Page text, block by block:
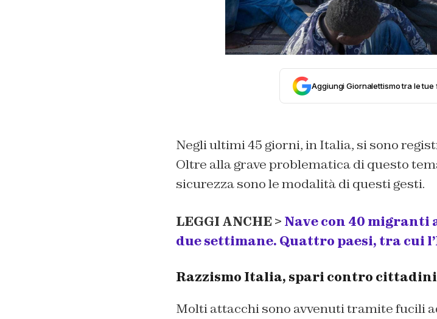
Aggiungi Giornalettismo tra le
Negli ultimi 45 giorni, in Italia, si sono
Oltre alla grave problematica di questo
sicurezza sono le modalità di questi gesti.
LEGGI ANCHE > Nave con 40 migranti
due settimane. Quattro paesi, tra cui
Razzismo Italia, spari contro
Molti attacchi sono avvenuti tramite fucili